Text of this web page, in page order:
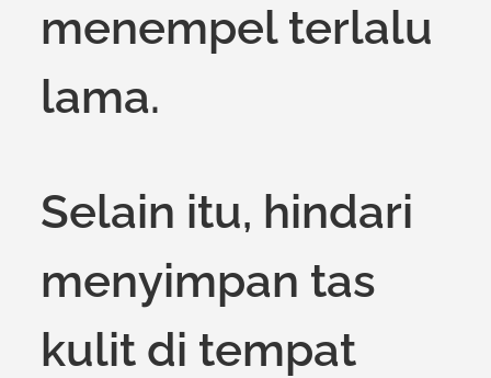
menempel terlalu
lama.
Selain itu, hindari
menyimpan tas
kulit di tempat